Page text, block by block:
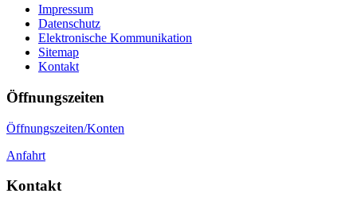
Impressum
Datenschutz
Elektronische Kommunikation
Sitemap
Kontakt
Öffnungszeiten
Öffnungszeiten/Konten
Anfahrt
Kontakt